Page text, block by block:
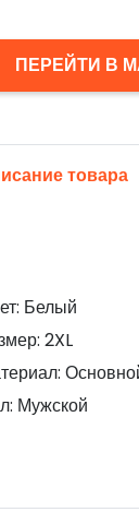
ПЕРЕЙТИ В
товара
Белый
2XL
Мужской